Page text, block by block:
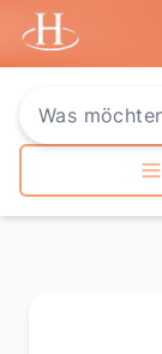
Startseite